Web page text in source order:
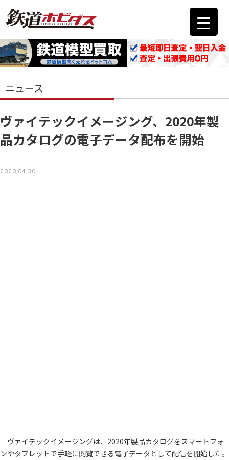
ニュース
ヴァイテックイメージング、2020年製
品カタログの電子データ配布を開始
2020.04.30
ヴァイテックイメージングは、2020年製品カタログをスマートフォ
ンやタブレットで手軽に閲覧できる電子データとして配信を開始した。